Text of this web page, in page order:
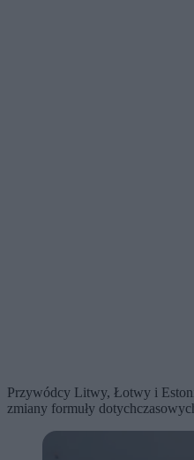
Przywódcy Litwy, Łotwy i
zmiany formuły